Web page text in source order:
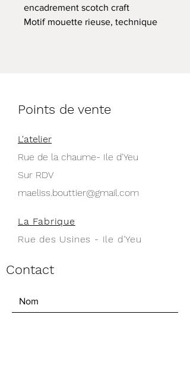
encadrement scotch craft
Motif mouette rieuse, technique
photo
Points de vente
L'atelier
Rue de la chaume- Ile d'Yeu
Sur RDV
maeliss.bouttier@gmail.com
La Fabrique
Rue des Usines - Ile d'Yeu
Contact